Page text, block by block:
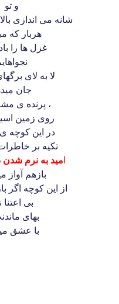
و تو
شانه می اندازی
هربار که
غزل ها را
لا به لای
جان
پرنده ی مشتاق اوج ،
روی زمین
در این کوچه ی
تکیه بر
مید به نرم شدن
بازهم آواز
از این کوچه اگر
بی اعتنا
بهای
با عشق